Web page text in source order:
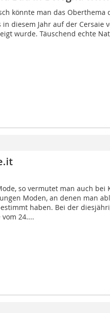
könnte man das Oberthema
in diesem Jahr auf der Cersaie
wurde. Täuschend echte
so vermutet man auch bei
Moden, an denen man
haben. Bei der
vom 24....